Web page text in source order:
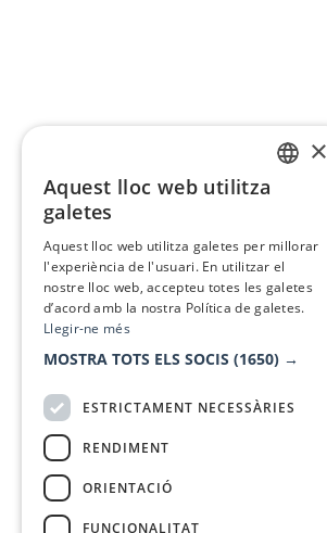
×
Aquest lloc web utilitza
galetes
Aquest lloc web utilitza galetes per millorar
l'experiència de l'usuari. En utilitzar el
nostre lloc web, accepteu totes les galetes
d’acord amb la nostra Política de galetes.
Llegir-ne més
MOSTRA TOTS ELS SOCIS (1650) →
ESTRICTAMENT NECESSÀRIES
RENDIMENT
ORIENTACIÓ
FUNCIONALITAT